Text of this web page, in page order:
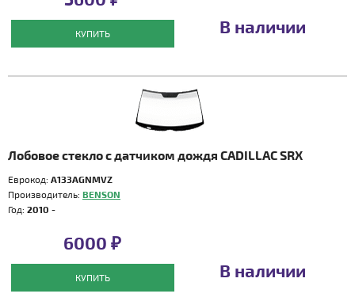
КУПИТЬ В наличии
Лобовое стекло с датчиком дождя CADILLAC SRX
Еврокод: A133AGNMVZ
Производитель: BENSON
Год: 2010 -
6000 ₽
КУПИТЬ В наличии